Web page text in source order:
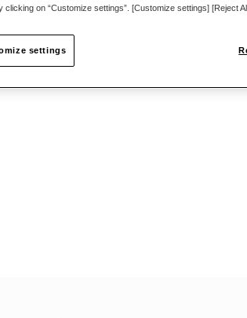
clicking on “Customize settings”. [Customize settings] [Reject
settings